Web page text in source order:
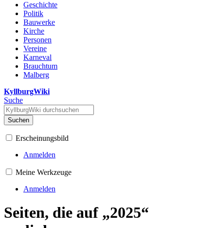
Geschichte
Politik
Bauwerke
Kirche
Personen
Vereine
Karneval
Brauchtum
Malberg
KyllburgWiki
Suche
Suchen
Erscheinungsbild
Anmelden
Meine Werkzeuge
Anmelden
Seiten, die auf „2025“